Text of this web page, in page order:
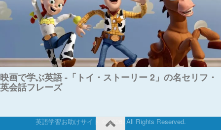
映画で学ぶ英語 -「トイ・ストーリー 2」の名セリフ・
英会話フレーズ
英語学習お助けサイト © 2026. All Rights Reserved.